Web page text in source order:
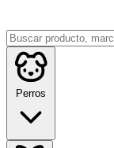
Perros